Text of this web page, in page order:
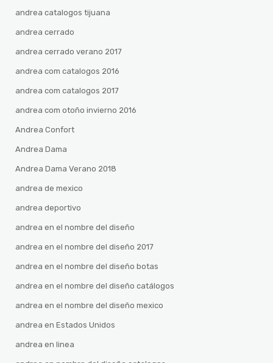
andrea catalogos tijuana
andrea cerrado
andrea cerrado verano 2017
andrea com catalogos 2016
andrea com catalogos 2017
andrea com otoño invierno 2016
Andrea Confort
Andrea Dama
Andrea Dama Verano 2018
andrea de mexico
andrea deportivo
andrea en el nombre del diseño
andrea en el nombre del diseño 2017
andrea en el nombre del diseño botas
andrea en el nombre del diseño catálogos
andrea en el nombre del diseño mexico
andrea en Estados Unidos
andrea en linea